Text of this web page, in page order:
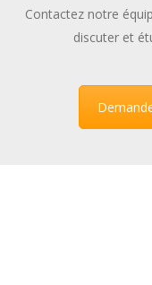
Contactez notre
discuter et